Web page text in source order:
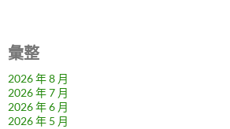
彙整
2026 年 8 月
2026 年 7 月
2026 年 6 月
2026 年 5 月